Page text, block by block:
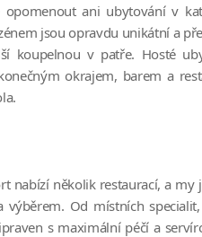
opomenout ani ubytování v
jsou opravdu unikátní a
koupelnou v patře. Hosté
okrajem, barem a
nabízí několik restaurací, a
Od místních
s maximální péčí a